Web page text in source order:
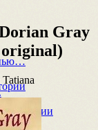
истории
Gray
Tatiana